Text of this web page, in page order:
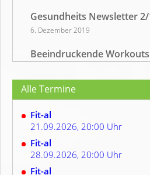
Gesundheits Newsletter
6. Dezember 2019
Beeindruckende
Gehirnfitnessübungen –
in Schwung
20. Januar 2019
Koordination &
Gordischer Knoten
17. Januar 2019
Alle Termine
Fit-al
21.09.2026, 20:00 Uhr
Fit-al
28.09.2026, 20:00 Uhr
Fit-al